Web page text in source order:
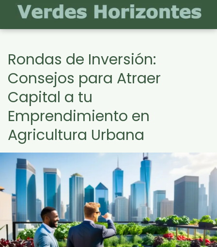
Rondas de Inversión:
Consejos para Atraer
Capital a tu
Emprendimiento en
Agricultura Urbana